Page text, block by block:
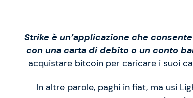
Strike è un’applicazione che
con una carta di debito o un conto
acquistare bitcoin per caricare i suoi
In altre parole, paghi in fiat, ma usi